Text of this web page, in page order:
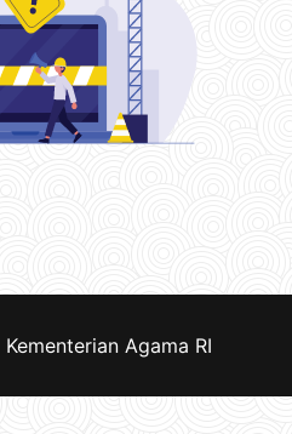
Kementerian Agama RI